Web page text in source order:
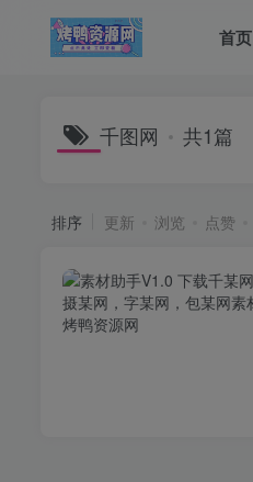
首页
千图网 共1篇
排序 更新 浏览 点赞